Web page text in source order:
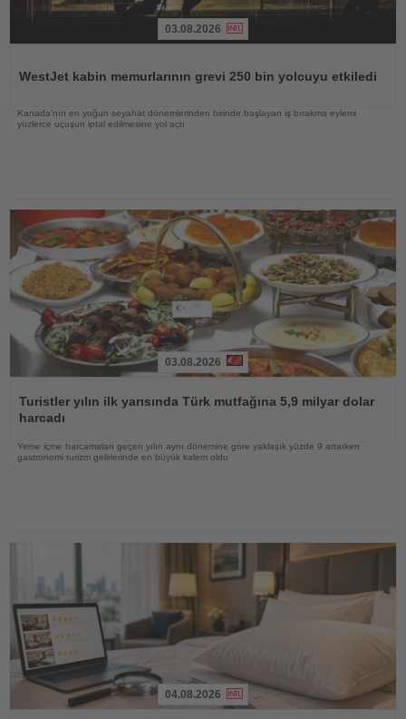
03.08.2026
WestJet kabin memurlarının grevi 250 bin yolcuyu etkiledi
Kanada'nın en yoğun seyahat dönemlerinden birinde başlayan iş bırakma eylemi
yüzlerce uçuşun iptal edilmesine yol açtı
Oku
03.08.2026
Turistler yılın ilk yarısında Türk mutfağına 5,9 milyar dolar
harcadı
Yeme içme harcamaları geçen yılın aynı dönemine göre yaklaşık yüzde 9 artarken
gastronomi turizm gelirlerinde en büyük kalem oldu
04.08.2026